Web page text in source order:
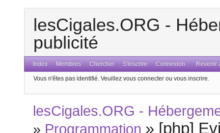
lesCigales.ORG -
publicité
Index Membres Chercher S'inscrire Connexion Revenir
Vous n'êtes pas identifié. Veuillez vous connecter ou vous inscrire.
lesCigales.ORG -
» Programmation » [php]